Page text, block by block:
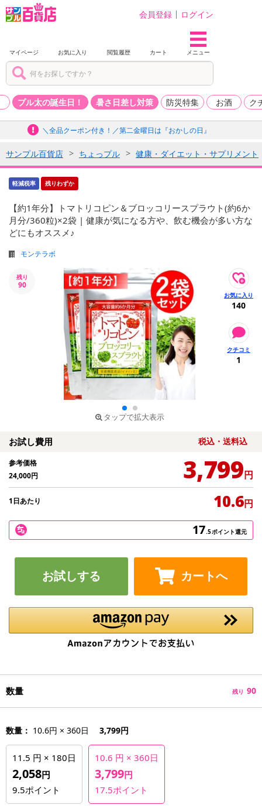
会員登録 ログイン
マイページ お気に入り 閲覧履歴 カート メニュー
プル太の誕生日！ 暑さ日差し対策 防災特集 お酒 ク
＼全品クーポン付き！／第二金曜日は『おかしの日』
サンプル百貨店 ちょっプル 健康・ダイエット・サプリメント
軽減税率 残りわずか
【約1年分】トマトリコピン＆ブロッコリースプラウト(約6か
月分/360粒)×2袋 | 健康が気になる方や、飲む機会が多い方な
どにもオススメ♪
モンテラボ
残り
90
タップで拡大表示
140
1
お試し費用 税込・送料込
参考価格
24,000円 3,799円
1日あたり 10.6円
17.5ポイント還元
お試しする カートへ
数量 残り 90
数量： 10.6円 × 360日 3,799円
11.5 円 × 180日
2,058円
9.5ポイント
10.6 円 × 360日
3,799円
17.5ポイント